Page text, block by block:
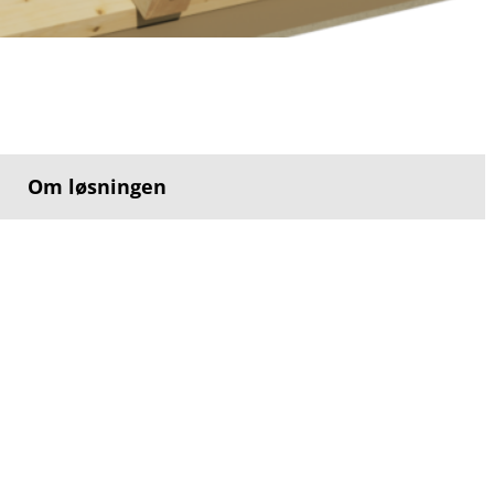
Om løsningen